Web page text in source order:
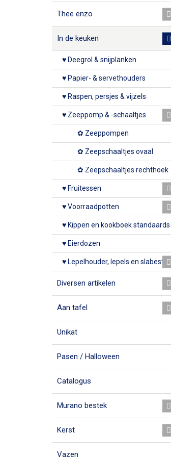
Thee enzo
In de keuken
♥ Deegrol & snijplanken
♥ Papier- & servethouders
♥ Raspen, persjes & vijzels
♥ Zeeppomp & -schaaltjes
✿ Zeeppompen
✿ Zeepschaaltjes ovaal
✿ Zeepschaaltjes rechthoek
♥ Fruitessen
♥ Voorraadpotten
♥ Kippen en kookboek standaards
♥ Eierdozen
♥ Lepelhouder, lepels en slabestek
Diversen artikelen
Aan tafel
Unikat
Pasen / Halloween
Catalogus
Murano bestek
Kerst
Vazen